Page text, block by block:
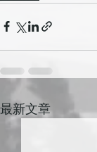
最新文章